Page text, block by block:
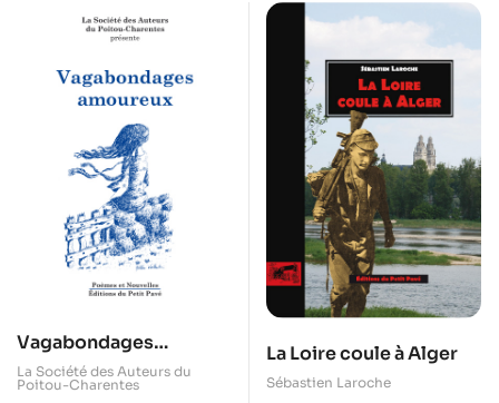
Vagabondages
amoureux
La Société des Auteurs du
Poitou-Charentes
La Loire coule à Alger
Sébastien Laroche